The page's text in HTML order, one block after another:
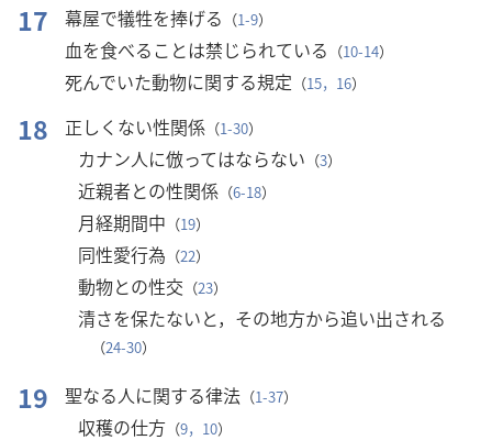
17 幕屋で犠牲を捧げる （1-9）
血を食べることは禁じられている （10-14）
死んでいた動物に関する規定 （15，16）
18 正しくない性関係（1-30）
カナン人に倣ってはならない （3）
近親者との性関係（6-18）
月経期間中 （19）
同性愛行為 （22）
動物との性交 （23）
清さを保たないと，その地方から追い出される
（24-30）
19 聖なる人に関する律法（1-37）
収穫の仕方（9，10）